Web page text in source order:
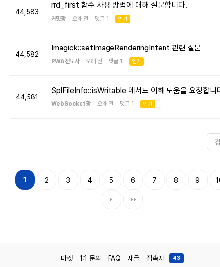
44,583
rrd_first 함수 사용 방법에 대해 질문합니다.
커밋광 오래 전 댓글 1 인기
44,582
Imagick::setImageRenderingIntent 관련 질문
PWA전도사 오래 전 댓글 1 인기
44,581
SplFileInfo::isWritable 메서드 이해 도움을 요청합니
WebSocket광 오래 전 댓글 1 인기
1 2 3 4 5 6 7 8 9
마켓 1:1 문의 FAQ 새글 접속자 43